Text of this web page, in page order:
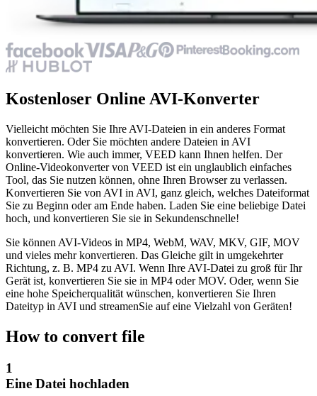
Kostenloser Online AVI-Konverter
Vielleicht möchten Sie Ihre AVI-Dateien in ein anderes Format
konvertieren. Oder Sie möchten andere Dateien in AVI
konvertieren. Wie auch immer, VEED kann Ihnen helfen. Der
Online-Videokonverter von VEED ist ein unglaublich einfaches
Tool, das Sie nutzen können, ohne Ihren Browser zu verlassen.
Konvertieren Sie von AVI in AVI, ganz gleich, welches Dateiformat
Sie zu Beginn oder am Ende haben. Laden Sie eine beliebige Datei
hoch, und konvertieren Sie sie in Sekundenschnelle!
Sie können AVI-Videos in MP4, WebM, WAV, MKV, GIF, MOV
und vieles mehr konvertieren. Das Gleiche gilt in umgekehrter
Richtung, z. B. MP4 zu AVI. Wenn Ihre AVI-Datei zu groß für Ihr
Gerät ist, konvertieren Sie sie in MP4 oder MOV. Oder, wenn Sie
eine hohe Speicherqualität wünschen, konvertieren Sie Ihren
Dateityp in AVI und streamenSie auf eine Vielzahl von Geräten!
How to convert file
1
Eine Datei hochladen